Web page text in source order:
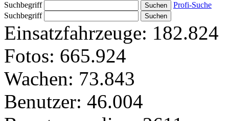
Suchbegriff
Profi-Suche
Suchbegriff
Einsatzfahrzeuge: 182.824
Fotos: 665.924
Wachen: 73.843
Benutzer: 46.004